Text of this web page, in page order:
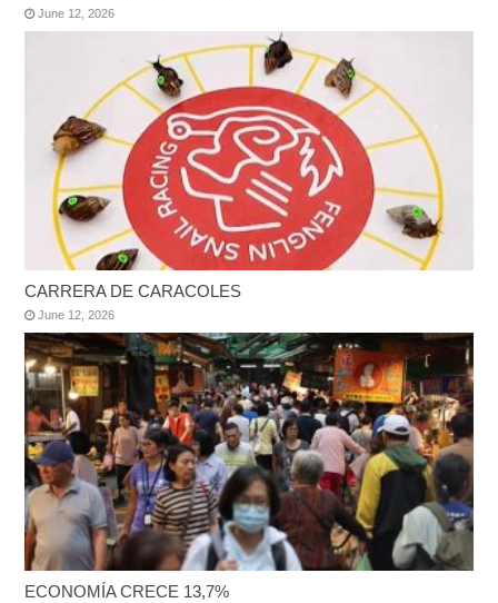
June 12, 2026
CARRERA DE CARACOLES
June 12, 2026
ECONOMÍA CRECE 13,7%